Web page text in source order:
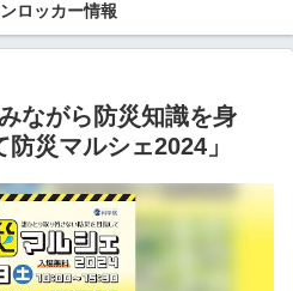
ロッカー情報
ながら防災知識を身
災マルシェ2024」